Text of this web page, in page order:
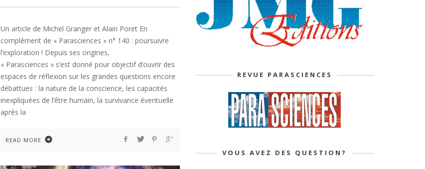
Un article de Michel Granger et Alain Poret En
complément de « Parasciences » n° 140 : poursuivre
l’exploration ! Depuis ses origines,
« Parasciences » s’est donné pour objectif d’ouvrir des
espaces de réflexion sur les grandes questions encore
débattues : la nature de la conscience, les capacités
inexpliquées de l’être humain, la survivance éventuelle
après la
READ MORE
REVUE PARASCIENCES
VOUS AVEZ DES QUESTION?